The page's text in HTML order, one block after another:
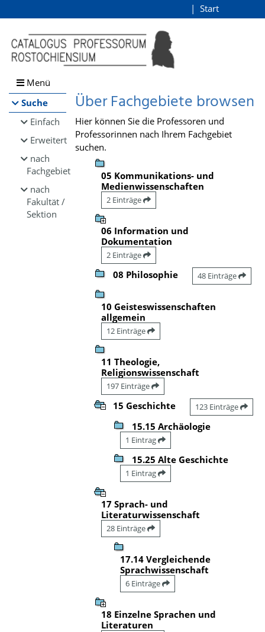
Browsen
direkt zum Inhalt
Start
Menü
Suche
Einfach
Erweitert
nach
Fachgebiet
nach
Fakultät /
Sektion
Über Fachgebiete browsen
Hier können Sie die Professoren und
Professorinnen nach Ihrem Fachgebiet
suchen.
05 Kommunikations- und
Medienwissenschaften
2 Einträge
06 Information und
Dokumentation
2 Einträge
08 Philosophie 48 Einträge
10 Geisteswissenschaften
allgemein
12 Einträge
11 Theologie,
Religionswissenschaft
197 Einträge
15 Geschichte 123 Einträge
15.15 Archäologie
1 Eintrag
15.25 Alte Geschichte
1 Eintrag
17 Sprach- und
Literaturwissenschaft
28 Einträge
17.14 Vergleichende
Sprachwissenschaft
6 Einträge
18 Einzelne Sprachen und
Literaturen